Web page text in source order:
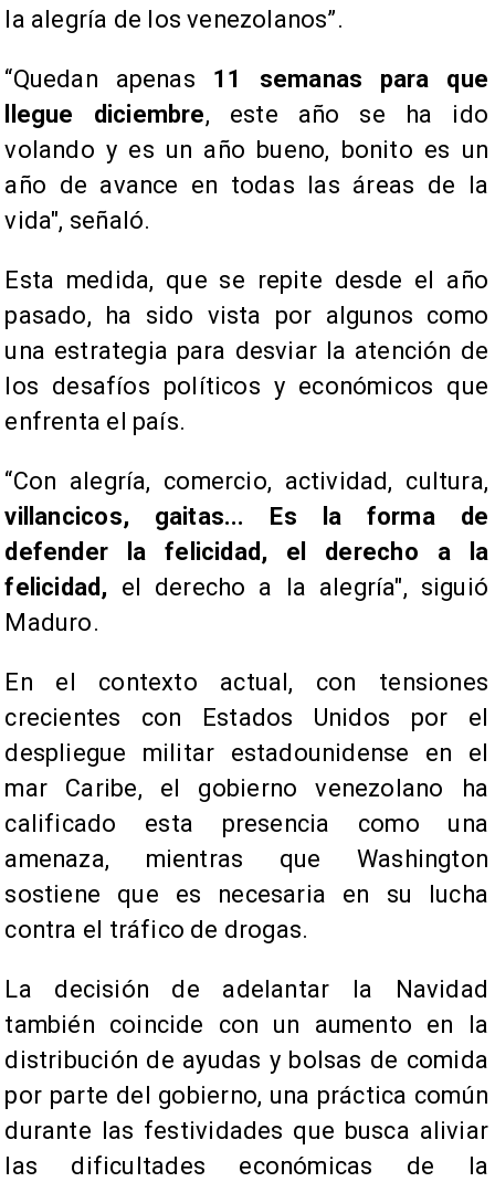
la alegría de los venezolanos”.
“Quedan apenas 11 semanas para que
llegue diciembre, este año se ha ido
volando y es un año bueno, bonito es un
año de avance en todas las áreas de la
vida", señaló.
Esta medida, que se repite desde el año
pasado, ha sido vista por algunos como
una estrategia para desviar la atención de
los desafíos políticos y económicos que
enfrenta el país.
“Con alegría, comercio, actividad, cultura,
villancicos, gaitas... Es la forma de
defender la felicidad, el derecho a la
felicidad, el derecho a la alegría", siguió
Maduro.
En el contexto actual, con tensiones
crecientes con Estados Unidos por el
despliegue militar estadounidense en el
mar Caribe, el gobierno venezolano ha
calificado esta presencia como una
amenaza, mientras que Washington
sostiene que es necesaria en su lucha
contra el tráfico de drogas.
La decisión de adelantar la Navidad
también coincide con un aumento en la
distribución de ayudas y bolsas de comida
por parte del gobierno, una práctica común
durante las festividades que busca aliviar
las dificultades económicas de la